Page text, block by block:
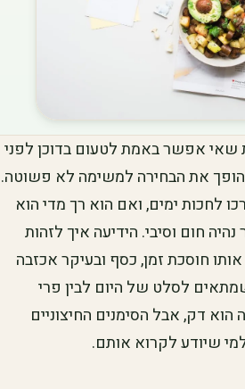
שאי אפשר באמת לטעום בדוכן לפני
את הבחירה למשימה לא פשוטה.
לחכות ימים, ואם הוא רך מדי הוא
חום וסיבי. הידיעה איך לזהות
חוסכת זמן, כסף ובעיקר אכזבה
לסלט של היום לבין פרי
הוא דק, אבל הסימנים החיצוניים
שיודע לקרוא אותם.